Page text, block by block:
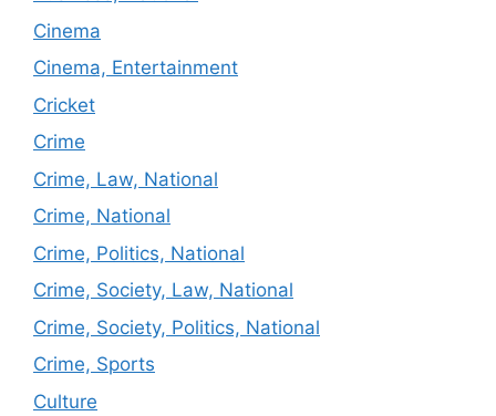
Cinema
Cinema, Entertainment
Cricket
Crime
Crime, Law, National
Crime, National
Crime, Politics, National
Crime, Society, Law, National
Crime, Society, Politics, National
Crime, Sports
Culture